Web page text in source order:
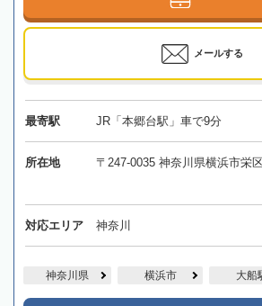
メールする
最寄駅 JR「本郷台駅」車で9分
所在地 〒247-0035 神奈川県横浜市栄
対応エリア 神奈川
神奈川県 横浜市 大船